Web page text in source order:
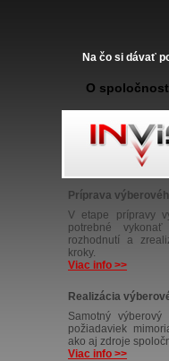
Na čo si dávať
O
Príprava
V etape prípravy
potrebné
rozhodnutí a
kroky.
Viac info >>
Realizácia
Samotný
požiadaviek
ako aj zdroje
Viac info >>